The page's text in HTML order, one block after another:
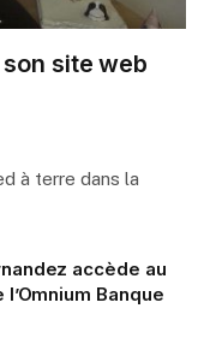
son site web
à terre dans la
accède au
Banque